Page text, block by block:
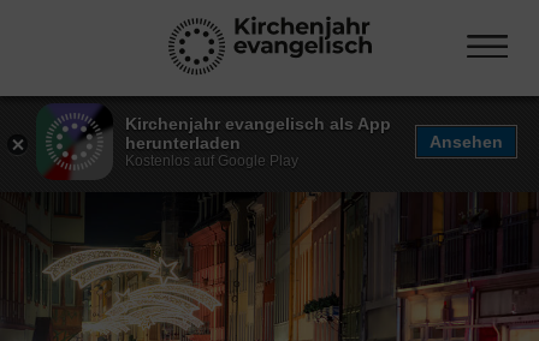
Kirchenjahr evangelisch als App
herunterladen
Kostenlos auf Google Play
Ansehen